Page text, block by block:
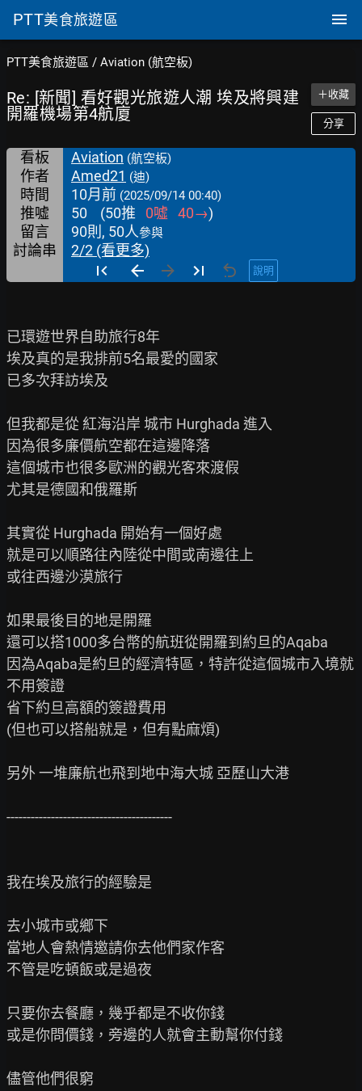
PTT美食旅遊區
PTT美食旅遊區 / Aviation (航空板)
Re: [新聞] 看好觀光旅遊人潮 埃及將興建
開羅機場第4航廈
＋收藏
分享
看板 Aviation (航空板)
作者 Amed21 (迪)
時間 10月前 (2025/09/14 00:40)
推噓 50 (50推 0噓 40→)
留言
90則, 50人參與
討論串 2/2 (看更多)
說明
已環遊世界自助旅行8年
埃及真的是我排前5名最愛的國家
已多次拜訪埃及
但我都是從 紅海沿岸 城市 Hurghada 進入
因為很多廉價航空都在這邊降落
這個城市也很多歐洲的觀光客來渡假
尤其是德國和俄羅斯
其實從 Hurghada 開始有一個好處
就是可以順路往內陸從中間或南邊往上
或往西邊沙漠旅行
如果最後目的地是開羅
還可以搭1000多台幣的航班從開羅到約旦的Aqaba
因為Aqaba是約旦的經濟特區，特許從這個城市入境就
不用簽證
省下約旦高額的簽證費用
(但也可以搭船就是，但有點麻煩)
另外 一堆廉航也飛到地中海大城 亞歷山大港
-----------------------------------------
我在埃及旅行的經驗是
去小城市或鄉下
當地人會熱情邀請你去他們家作客
不管是吃頓飯或是過夜
只要你去餐廳，幾乎都是不收你錢
或是你問價錢，旁邊的人就會主動幫你付錢
儘管他們很窮